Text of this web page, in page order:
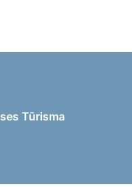
Tūrisma